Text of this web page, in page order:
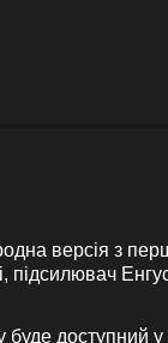
версія з
буде доступний у